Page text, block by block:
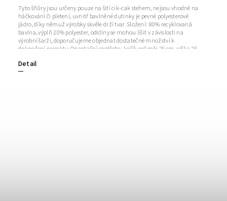
Detail
Tyto šňůry jsou určeny pouze na šití cik-cak stehem, nejsou vhodné na
háčkování či pletení, uvnitř bavlněné dutinky je pevné polyesterové
jádro, díky němuž výrobky skvěle drží tvar.Složení: 80% recyklovaná
bavlna, výplň 20% polyester, odstíny se mohou lišit v závislosti na
výrobní šarži, doporučujeme objednat dostatečné množství k
dokončení projektu.Orientační spotřeba: košík průměr 25cm, výška 25
m +/- 5%Síla příze: 6 mm